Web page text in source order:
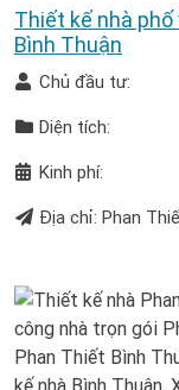
Thiết kế nhà
Bình Thuận
Chủ đầu tư:
Diện tích:
Kinh phí:
Địa chỉ: Phan